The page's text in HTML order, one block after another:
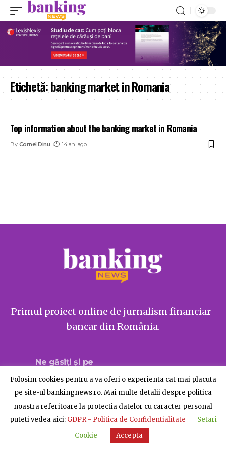
Etichetă:banking market in Romania
Top information about the banking market in Romania
By Cornel Dinu 14 ani ago
Primul proiect online de jurnalism financiar-
bancar din România.
Ne găsiți și pe
© BankingNews - Toate drepturile rezervate
Despre BankingNews Contact Publicitate
Folosim cookies pentru a va oferi o experienta cat mai placuta
pe site-ul bankingnews.ro. Mai multe detalii despre politica
noastra referitoare la protectia datelor cu caracter personal
puteti vedea aici: GDPR - Politica de Confidentialitate
Setari
Cookie
Accepta